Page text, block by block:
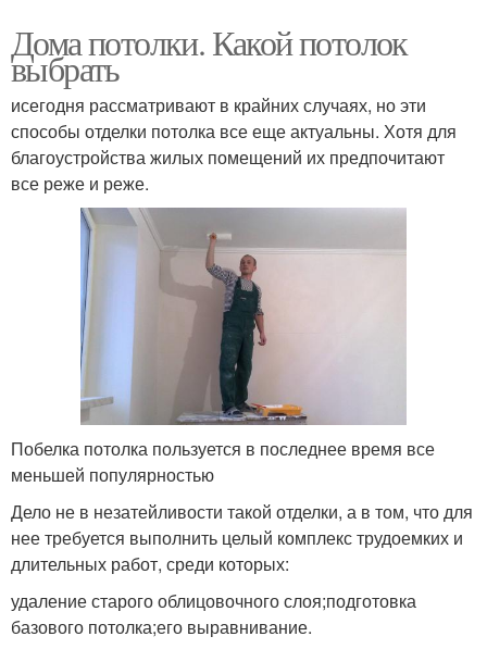
Дома потолки. Какой потолок
выбрать
исегодня рассматривают в крайних случаях, но эти
способы отделки потолка все еще актуальны. Хотя для
благоустройства жилых помещений их предпочитают
все реже и реже.
Побелка потолка пользуется в последнее время все
меньшей популярностью
Дело не в незатейливости такой отделки, а в том, что для
нее требуется выполнить целый комплекс трудоемких и
длительных работ, среди которых:
удаление старого облицовочного слоя;подготовка
базового потолка;его выравнивание.